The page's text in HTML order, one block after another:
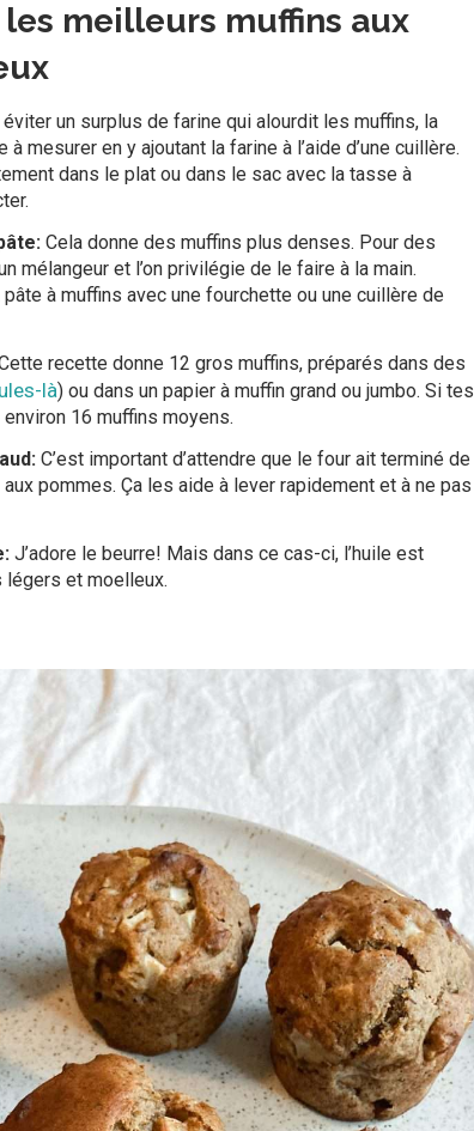
meilleurs muffins aux
éviter un surplus de farine qui alourdit les muffins, la
mesurer en y ajoutant la farine à l’aide d’une cuillère.
dans le plat ou dans le sac avec la tasse à
Cela donne des muffins plus denses. Pour des
mélangeur et l’on privilégie de le faire à la main.
à muffins avec une fourchette ou une cuillère de
recette donne 12 gros muffins, préparés dans des
là) ou dans un papier à muffin grand ou jumbo. Si tes
16 muffins moyens.
C’est important d’attendre que le four ait terminé de
pommes. Ça les aide à lever rapidement et à ne pas
J’adore le beurre! Mais dans ce cas-ci, l’huile est
légers et moelleux.